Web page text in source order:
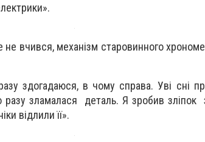
не вчився, механізм старовинного
здогадаюся, в чому справа. Уві сні
зламалася деталь. Я зробив зліпок
відлили її».